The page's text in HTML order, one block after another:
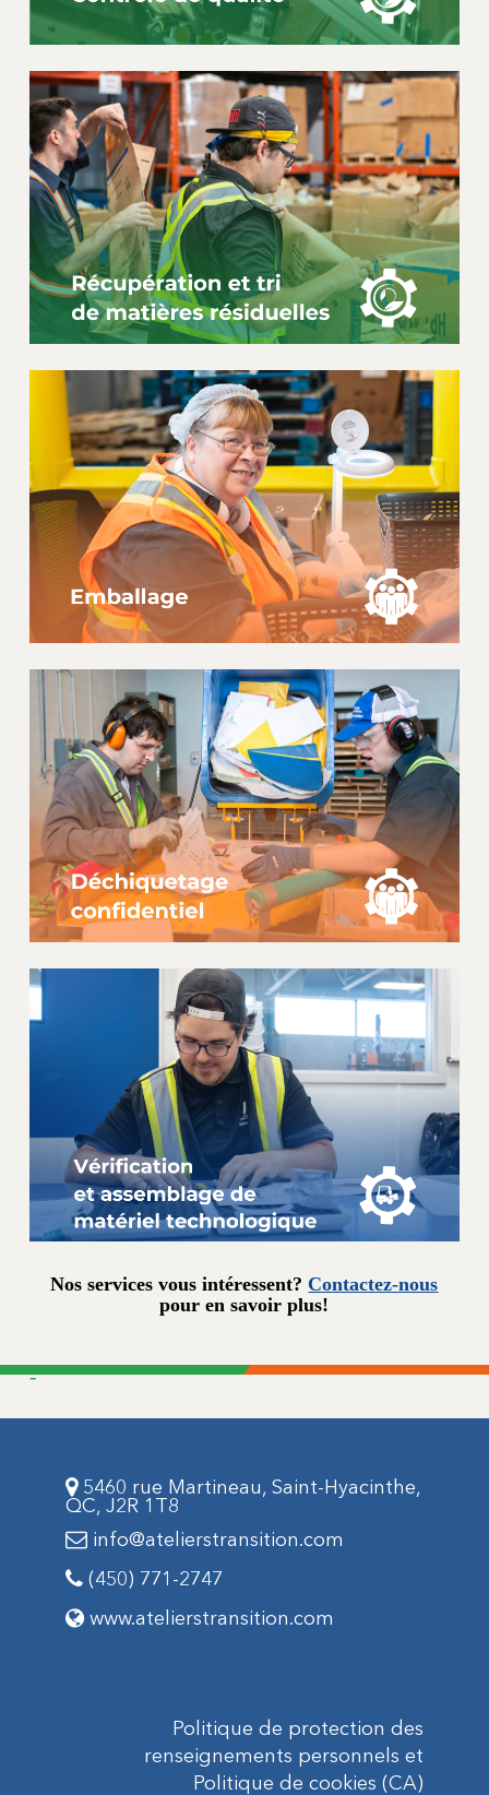
Nos services vous intéressent? Contactez-nous
pour en savoir plus!
-
5460 rue Martineau, Saint-Hyacinthe,
QC, J2R 1T8
info@atelierstransition.com
(450) 771-2747
www.atelierstransition.com
Politique de protection des
renseignements personnels et
Politique de cookies (CA)